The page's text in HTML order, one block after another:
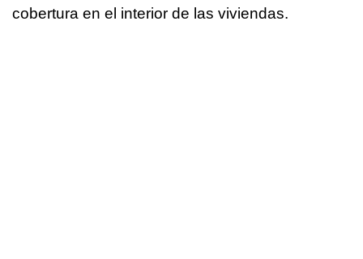
cobertura en el interior de las viviendas.